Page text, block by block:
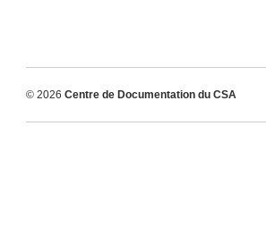
© 2026 Centre de Documentation du CSA